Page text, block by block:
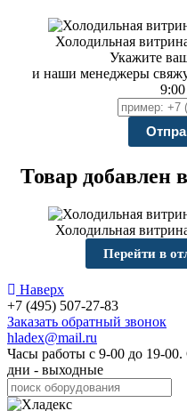
Холодильная
Укажите
и наши менеджеры
Товар добавлен
Холодильная
Перейти в
Наверх
+7 (495) 507-27-83
Заказать обратный звонок
hladex@mail.ru
Часы работы с 9-00 до 19-00.
дни - выходные